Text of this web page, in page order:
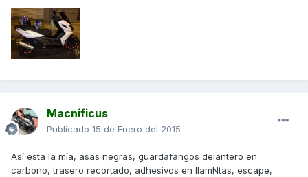
Macnificus
Publicado 15 de Enero del 2015
Así esta la mía, asas negras, guardafangos delantero en
carbono, trasero recortado, adhesivos en llamNtas, escape,